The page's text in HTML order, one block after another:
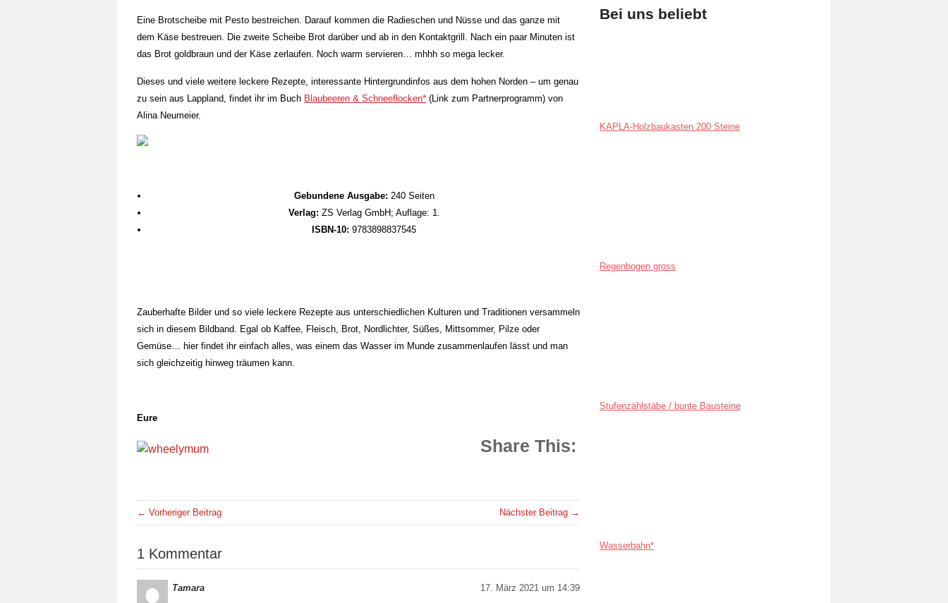
Eine Brotscheibe mit Pesto bestreichen. Darauf kommen die Radieschen und Nüsse und das ganze mit
dem Käse bestreuen. Die zweite Scheibe Brot darüber und ab in den Kontaktgrill. Nach ein paar Minuten ist
das Brot goldbraun und der Käse zerlaufen. Noch warm servieren… mhhh so mega lecker.
Dieses und viele weitere leckere Rezepte, interessante Hintergrundinfos aus dem hohen Norden – um genau
zu sein aus Lappland, findet ihr im Buch Blaubeeren & Schneeflocken* (Link zum Partnerprogramm) von
Alina Neumeier.
Gebundene Ausgabe: 240 Seiten
Verlag: ZS Verlag GmbH; Auflage: 1.
ISBN-10: 9783898837545
Zauberhafte Bilder und so viele leckere Rezepte aus unterschiedlichen Kulturen und Traditionen versammeln
sich in diesem Bildband. Egal ob Kaffee, Fleisch, Brot, Nordlichter, Süßes, Mittsommer, Pilze oder
Gemüse… hier findet ihr einfach alles, was einem das Wasser im Munde zusammenlaufen lässt und man
sich gleichzeitig hinweg träumen kann.
Eure
Share This:
← Vorheriger Beitrag Nächster Beitrag →
1 Kommentar
Tamara 17. März 2021 um 14:39
Bei uns beliebt
KAPLA-Holzbaukasten 200 Steine
Regenbogen gross
Stufenzählstäbe / bunte Bausteine
Wasserbahn*